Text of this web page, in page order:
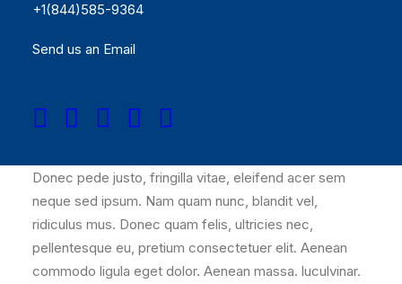
+1(844)585-9364
Send us an Email
nostrud exercitation ullamco laboris nisi ut aliquip ex ea
sint occaecat cupidatat non proident, sunt in culpa qui
Donec pede justo, fringilla vitae, eleifend acer sem
neque sed ipsum. Nam quam nunc, blandit vel,
ridiculus mus. Donec quam felis, ultricies nec,
pellentesque eu, pretium consectetuer elit. Aenean
commodo ligula eget dolor. Aenean massa. luculvinar.